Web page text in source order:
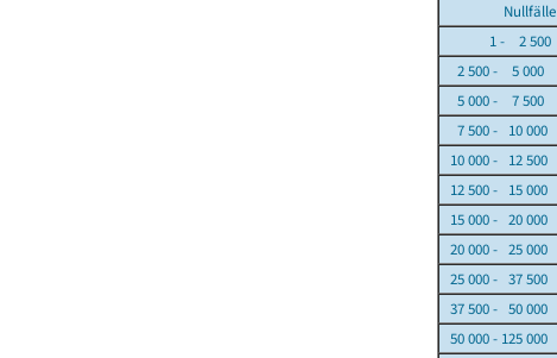
Nullfälle
1 - 2 500
2 500 - 5 000
5 000 - 7 500
7 500 - 10 000
10 000 - 12 500
12 500 - 15 000
15 000 - 20 000
20 000 - 25 000
25 000 - 37 500
37 500 - 50 000
50 000 - 125 000